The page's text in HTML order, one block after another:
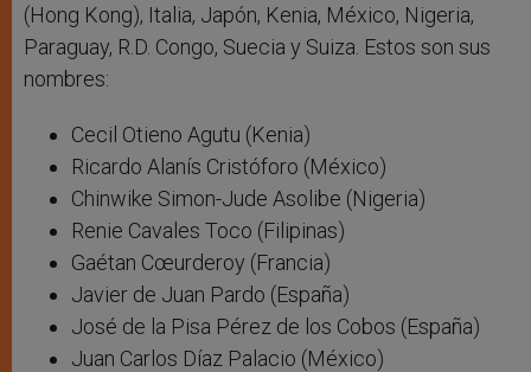
(Hong Kong), Italia, Japón, Kenia, México, Nigeria,
Paraguay, R.D. Congo, Suecia y Suiza. Estos son sus
nombres:
Cecil Otieno Agutu (Kenia)
Ricardo Alanís Cristóforo (México)
Chinwike Simon-Jude Asolibe (Nigeria)
Renie Cavales Toco (Filipinas)
Gaétan Cœurderoy (Francia)
Javier de Juan Pardo (España)
José de la Pisa Pérez de los Cobos (España)
Juan Carlos Díaz Palacio (México)